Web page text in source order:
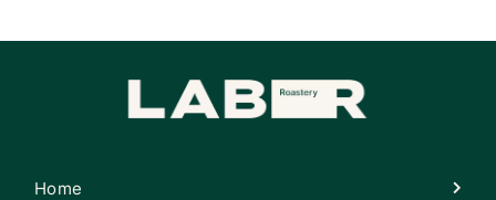
Home